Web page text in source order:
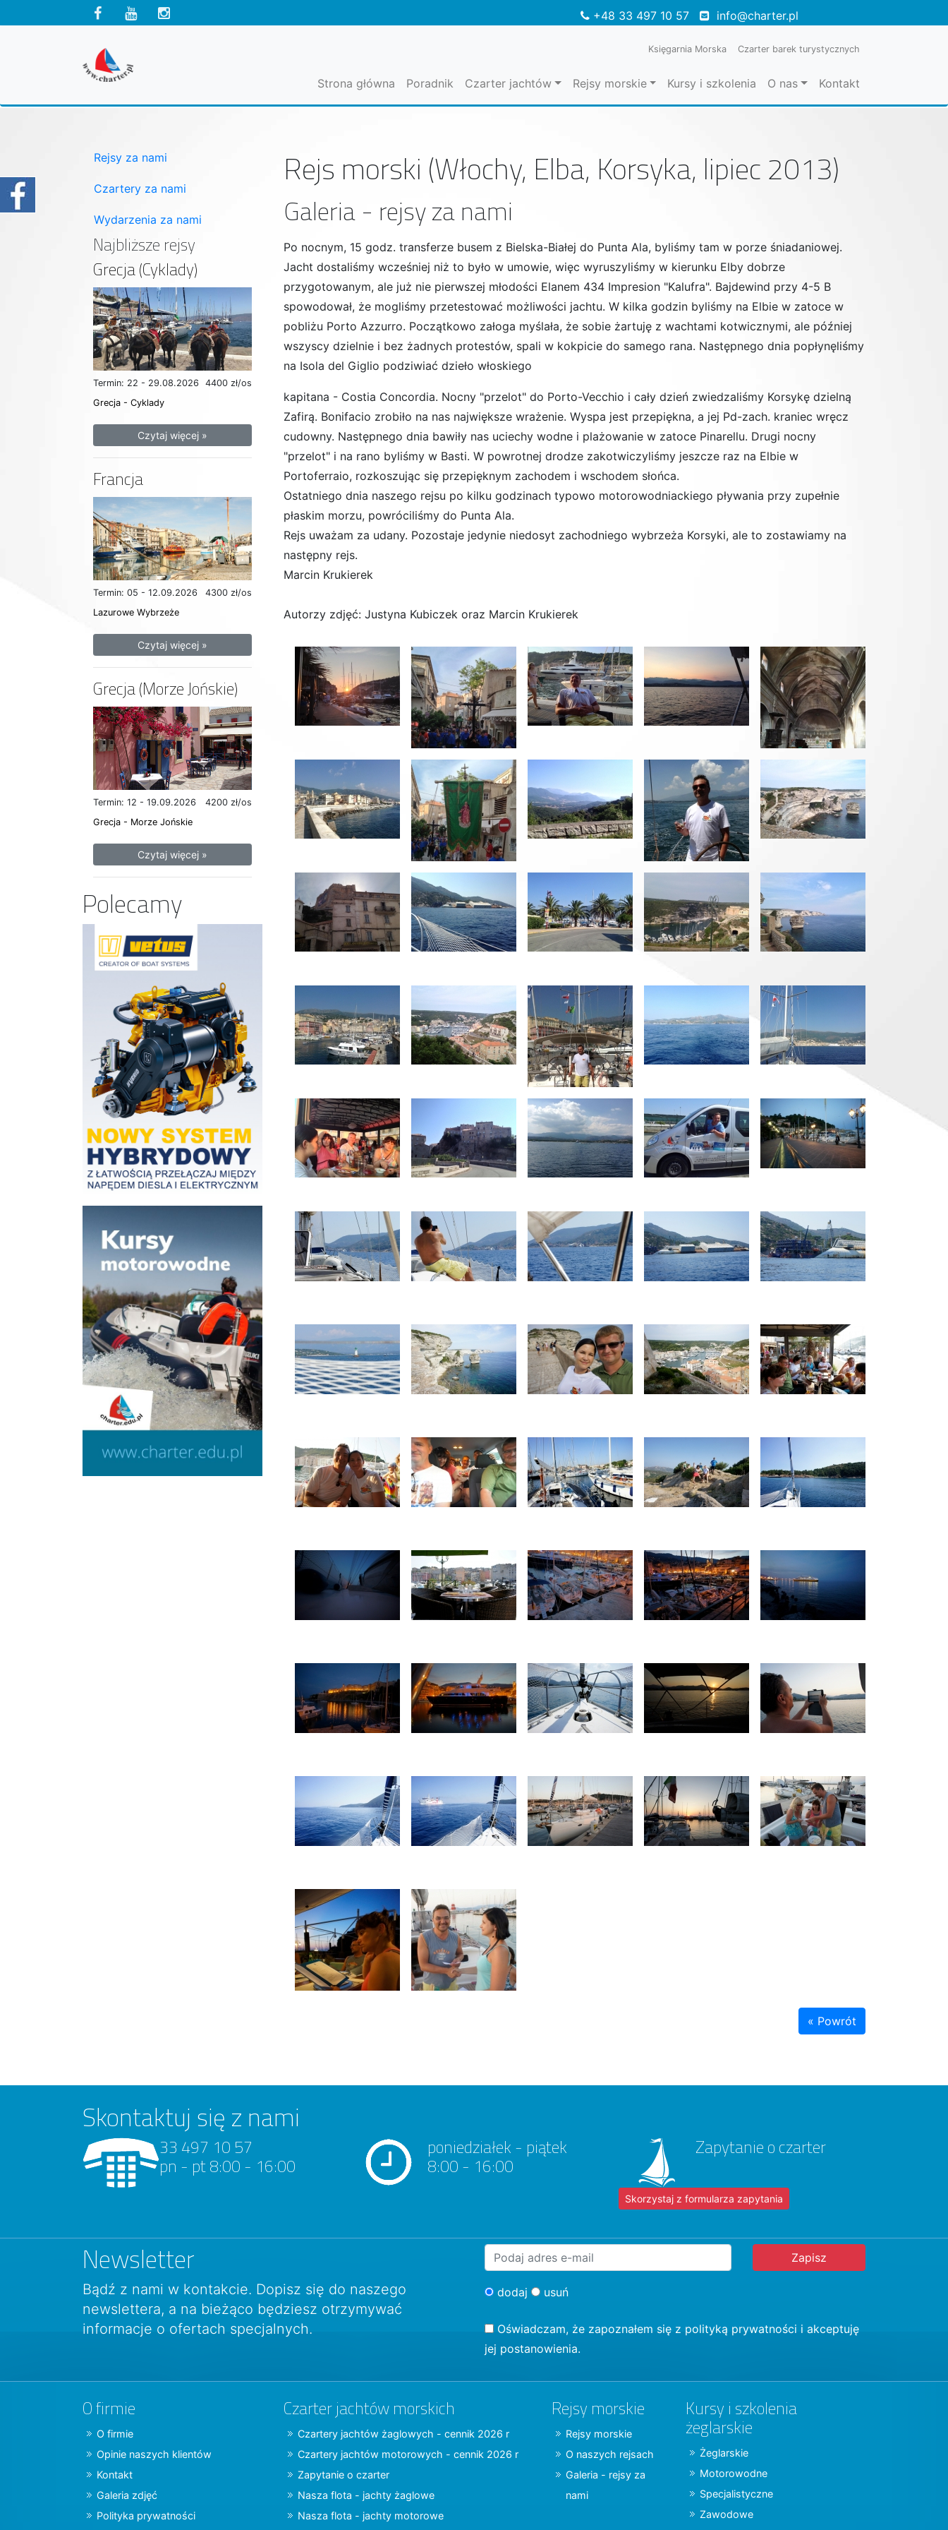
+48 33 497 10 57 info@charter.pl
Księgarnia Morska Czarter barek turystycznych
Strona główna Poradnik Czarter jachtów Rejsy morskie Kursy i szkolenia O nas Kontakt
Rejs morski (Włochy, Elba, Korsyka, lipiec 2013)
Galeria - rejsy za nami
Po nocnym, 15 godz. transferze busem z Bielska-Białej do Punta Ala, byliśmy tam w porze śniadaniowej.
Jacht dostaliśmy wcześniej niż to było w umowie, więc wyruszyliśmy w kierunku Elby dobrze
przygotowanym, ale już nie pierwszej młodości Elanem 434 Impresion "Kalufra". Bajdewind przy 4-5 B
spowodował, że mogliśmy przetestować możliwości jachtu. W kilka godzin byliśmy na Elbie w zatoce w
pobliżu Porto Azzurro. Początkowo załoga myślała, że sobie żartuję z wachtami kotwicznymi, ale później
wszyscy dzielnie i bez żadnych protestów, spali w kokpicie do samego rana. Następnego dnia popłynęliśmy
na Isola del Giglio podziwiać dzieło włoskiego
kapitana - Costia Concordia. Nocny "przelot" do Porto-Vecchio i cały dzień zwiedzaliśmy Korsykę dzielną
Zafirą. Bonifacio zrobiło na nas największe wrażenie. Wyspa jest przepiękna, a jej Pd-zach. kraniec wręcz
cudowny. Następnego dnia bawiły nas uciechy wodne i plażowanie w zatoce Pinarellu. Drugi nocny
"przelot" i na rano byliśmy w Basti. W powrotnej drodze zakotwiczyliśmy jeszcze raz na Elbie w
Portoferraio, rozkoszując się przepięknym zachodem i wschodem słońca.
Ostatniego dnia naszego rejsu po kilku godzinach typowo motorowodniackiego pływania przy zupełnie
płaskim morzu, powróciliśmy do Punta Ala.
Rejs uważam za udany. Pozostaje jedynie niedosyt zachodniego wybrzeża Korsyki, ale to zostawiamy na
następny rejs.
Marcin Krukierek
Autorzy zdjęć: Justyna Kubiczek oraz Marcin Krukierek
« Powrót
Rejsy za nami
Czartery za nami
Wydarzenia za nami
Najbliższe rejsy
Grecja (Cyklady)
Termin: 22 - 29.08.2026
4400 zł/os
Grecja - Cyklady
Czytaj więcej »
Francja
Termin: 05 - 12.09.2026
4300 zł/os
Lazurowe Wybrzeże
Czytaj więcej »
Grecja (Morze Jońskie)
Termin: 12 - 19.09.2026
4200 zł/os
Grecja - Morze Jońskie
Czytaj więcej »
Polecamy
Skontaktuj się z nami
33 497 10 57
pn - pt 8:00 - 16:00
poniedziałek - piątek
8:00 - 16:00
Zapytanie o czarter
Skorzystaj z formularza zapytania
Newsletter
Bądź z nami w kontakcie. Dopisz się do naszego
newslettera, a na bieżąco będziesz otrzymywać
informacje o ofertach specjalnych.
dodaj usuń
Oświadczam, że zapoznałem się z polityką prywatności i akceptuję
jej postanowienia.
O firmie
O firmie
Opinie naszych klientów
Kontakt
Galeria zdjęć
Polityka prywatności
Czarter jachtów morskich
Czartery jachtów żaglowych - cennik 2026 r
Czartery jachtów motorowych - cennik 2026 r
Zapytanie o czarter
Nasza flota - jachty żaglowe
Nasza flota - jachty motorowe
Rejsy morskie
Rejsy morskie
O naszych rejsach
Galeria - rejsy za
nami
Kursy i szkolenia
żeglarskie
Żeglarskie
Motorowodne
Specjalistyczne
Zawodowe